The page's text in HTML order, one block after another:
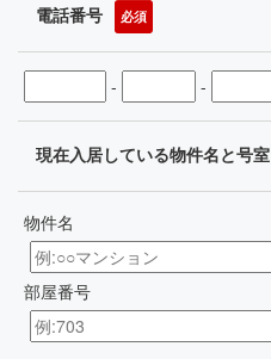
電話番号 必須
- -
現在入居している物件名と号室
物件名
部屋番号